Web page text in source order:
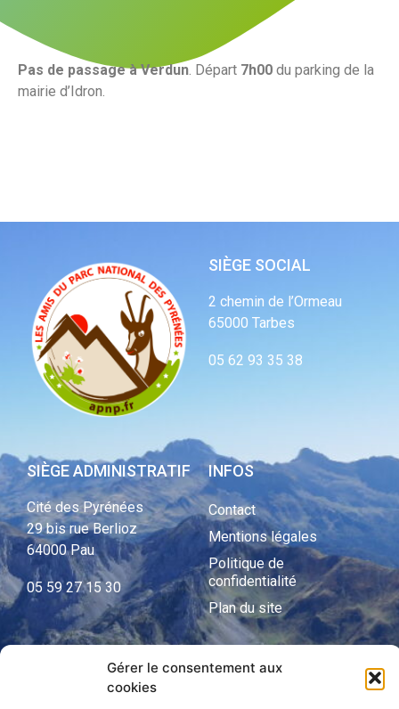
Gérer le consentement aux
cookies
Pas de passage à Verdun . Départ 7h00 du parking de la
mairie d’Idron.
SIÈGE SOCIAL
2 chemin de l’Ormeau
65000 Tarbes
05 62 93 35 38
SIÈGE ADMINISTRATIF
Cité des Pyrénées
29 bis rue Berlioz
64000 Pau
05 59 27 15 30
INFOS
Contact
Mentions légales
Politique de
confidentialité
Plan du site